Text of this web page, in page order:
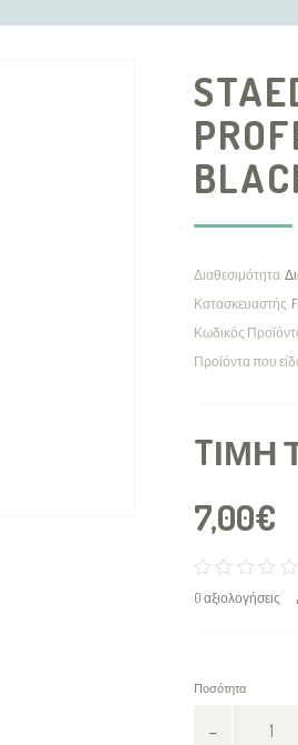
Διαθεσιμότητα:
Κατασκευαστής:
Κωδικός
Προϊόντα που
TΙΜΉ
7,00€
0 αξιολογήσεις
Ποσότητα